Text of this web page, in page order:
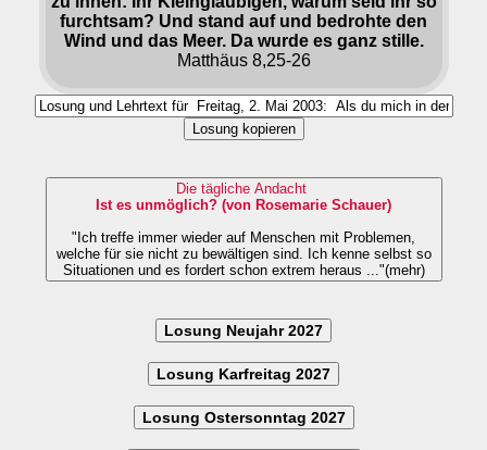
furchtsam? Und stand auf und bedrohte den
Wind und das Meer. Da wurde es ganz stille.
Matthäus 8,25-26
Losung kopieren
Die tägliche Andacht
Ist es unmöglich? (von Rosemarie Schauer)
"Ich treffe immer wieder auf Menschen mit Problemen,
welche für sie nicht zu bewältigen sind. Ich kenne selbst so
Situationen und es fordert schon extrem heraus ..."(mehr)
Losung Neujahr 2027
Losung Karfreitag 2027
Losung Ostersonntag 2027